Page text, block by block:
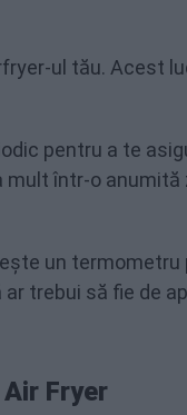
ul tău. Acest
pentru a te
într-o
un
trebui să fie de
Fryer